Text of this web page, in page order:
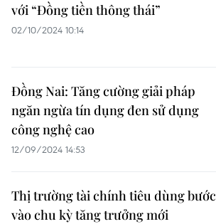
với “Đồng tiền thông thái”
02/10/2024 10:14
Đồng Nai: Tăng cường giải pháp
ngăn ngừa tín dụng đen sử dụng
công nghệ cao
12/09/2024 14:53
Thị trường tài chính tiêu dùng bước
vào chu kỳ tăng trưởng mới